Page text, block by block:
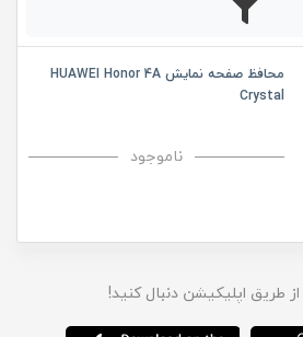
محافظ صفحه نمایش HUAWEI Honor 4A
Crystal
ناموجود
طریق اپلیکیشن دنبال کنید!